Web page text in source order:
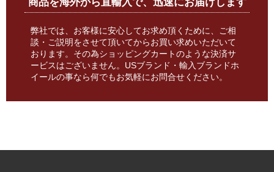
弊社では、お客様に安心してお求め頂くために、ご相
談・ご説明をさせて頂いてからお買い求めいただいて
おります。その為ショッピングカートのような決済サ
ービスはございません。USブランド・輸入ブランドホ
イールの事なら何でもお気軽にお問合せください。